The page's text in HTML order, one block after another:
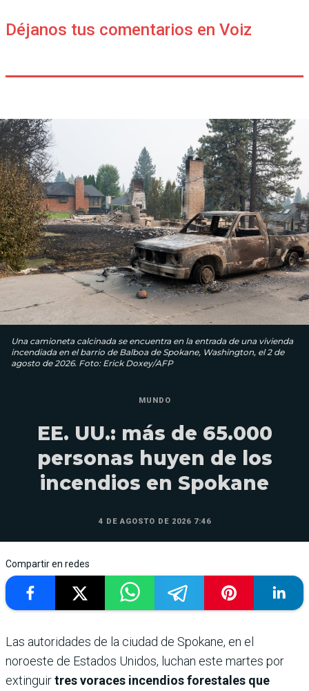
Déjanos tus comentarios en Voiz
Una camioneta calcinada se encuentra en la entrada de una vivienda
incendiada en el barrio de Balboa de Spokane, Washington, el 2 de
agosto de 2026. Foto: Erick Doxey/AFP
MUNDO
EE. UU.: más de 65.000
personas huyen de los
incendios en Spokane
4 DE AGOSTO DE 2026 7:46
Compartir en redes
Las autoridades de la ciudad de Spokane, en el
noroeste de Estados Unidos, luchan este martes por
extinguirtres voraces incendios forestales que